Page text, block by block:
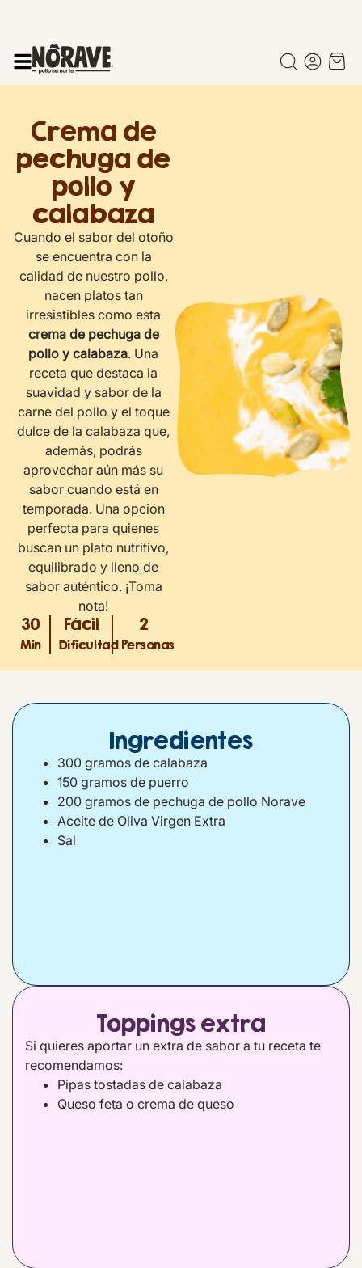
Crema de
pechuga de
pollo y
calabaza
Cuando el sabor del otoño
se encuentra con la
calidad de nuestro pollo,
nacen platos tan
irresistibles como esta
crema de pechuga de
pollo y calabaza. Una
receta que destaca la
suavidad y sabor de la
carne del pollo y el toque
dulce de la calabaza que,
además, podrás
aprovechar aún más su
sabor cuando está en
temporada. Una opción
perfecta para quienes
buscan un plato nutritivo,
equilibrado y lleno de
sabor auténtico. ¡Toma
nota!
30
Min
Fácil
Dificultad
2
Personas
Ingredientes
300 gramos de calabaza
150 gramos de puerro
200 gramos de pechuga de pollo Norave
Aceite de Oliva Virgen Extra
Sal
Toppings extra
Si quieres aportar un extra de sabor a tu receta te
recomendamos:
Pipas tostadas de calabaza
Queso feta o crema de queso